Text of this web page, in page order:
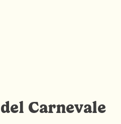
Carnevale